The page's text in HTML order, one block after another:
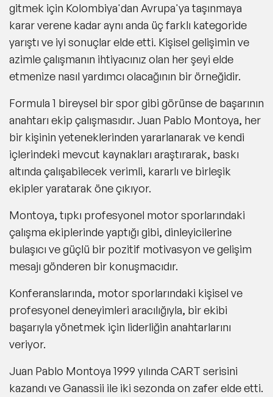
gitmek için Kolombiya'dan Avrupa'ya taşınmaya
karar verene kadar aynı anda üç farklı kategoride
yarıştı ve iyi sonuçlar elde etti. Kişisel gelişimin ve
azimle çalışmanın ihtiyacınız olan her şeyi elde
etmenize nasıl yardımcı olacağının bir örneğidir.
Formula 1 bireysel bir spor gibi görünse de başarının
anahtarı ekip çalışmasıdır. Juan Pablo Montoya, her
bir kişinin yeteneklerinden yararlanarak ve kendi
içlerindeki mevcut kaynakları araştırarak, baskı
altında çalışabilecek verimli, kararlı ve birleşik
ekipler yaratarak öne çıkıyor.
Montoya, tıpkı profesyonel motor sporlarındaki
çalışma ekiplerinde yaptığı gibi, dinleyicilerine
bulaşıcı ve güçlü bir pozitif motivasyon ve gelişim
mesajı gönderen bir konuşmacıdır.
Konferanslarında, motor sporlarındaki kişisel ve
profesyonel deneyimleri aracılığıyla, bir ekibi
başarıyla yönetmek için liderliğin anahtarlarını
veriyor.
Juan Pablo Montoya 1999 yılında CART serisini
kazandı ve Ganassii ile iki sezonda on zafer elde etti.